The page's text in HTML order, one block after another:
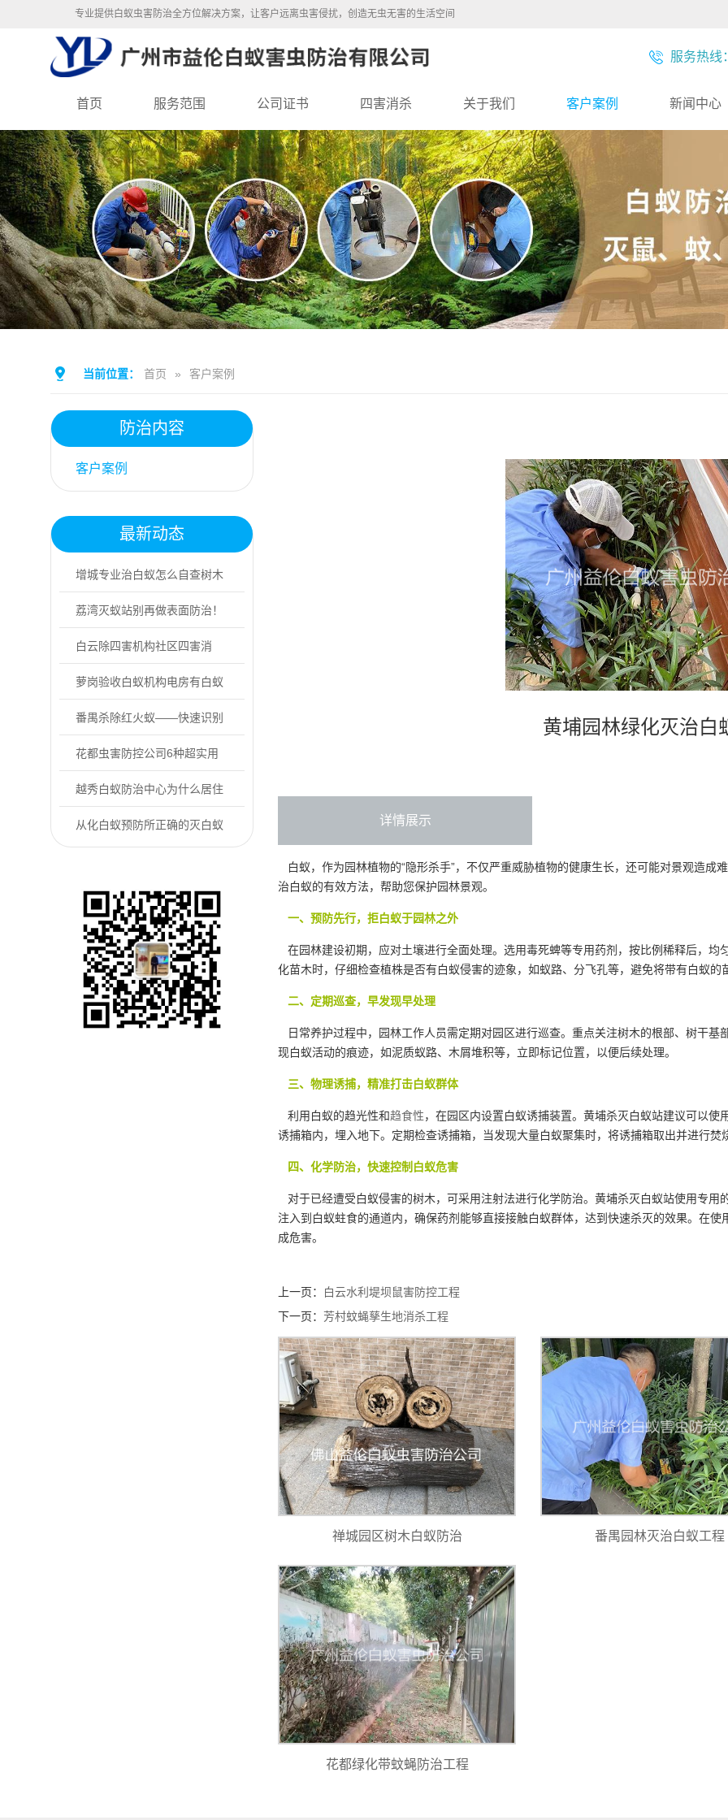
专业提供白蚁虫害防治全方位解决方案，让客户远离虫害侵扰，创造无虫无害的生活空间
服务热线
首页 服务范围 公司证书 四害消杀 关于我们 客户案例 新闻中心
当前位置： 首页 » 客户案例
防治内容
客户案例
最新动态
增城专业治白蚁怎么自查树木
白蚁受害迹象
荔湾灭蚁站别再做表面防治！
专业灭蚁找益伦
白云除四害机构社区四害消
杀，分4步实操！
萝岗验收白蚁机构电房有白蚁
危害怎么办
番禺杀除红火蚁——快速识别
防控户外常见的...
花都虫害防控公司6种超实用
的“老鼠怕”用...
越秀白蚁防治中心为什么居住
的房屋里会有白...
从化白蚁预防所正确的灭白蚁
黄埔园林绿化灭治白
详情展示
白蚁，作为园林植物的“隐形杀手”，不仅严重威胁植物的健康生长，还可能对景观造成
治白蚁的有效方法，帮助您保护园林景观。
一、预防先行，拒白蚁于园林之外
在园林建设初期，应对土壤进行全面处理。选用毒死蜱等专用药剂，按比例稀释后，均
化苗木时，仔细检查植株是否有白蚁侵害的迹象，如蚁路、分飞孔等，避免将带有白蚁的
二、定期巡查，早发现早处理
日常养护过程中，园林工作人员需定期对园区进行巡查。重点关注树木的根部、树干
现白蚁活动的痕迹，如泥质蚁路、木屑堆积等，立即标记位置，以便后续处理。
三、物理诱捕，精准打击白蚁群体
利用白蚁的趋光性和趋食性，在园区内设置白蚁诱捕装置。黄埔杀灭白蚁站建议可以
诱捕箱内，埋入地下。定期检查诱捕箱，当发现大量白蚁聚集时，将诱捕箱取出并进行焚
四、化学防治，快速控制白蚁危害
对于已经遭受白蚁侵害的树木，可采用注射法进行化学防治。黄埔杀灭白蚁站使用专用
注入到白蚁蛀食的通道内，确保药剂能够直接接触白蚁群体，达到快速杀灭的效果。在
成危害。
上一页：
白云水利堤坝鼠害防控工程
下一页： 芳村蚊蝇孳生地消杀工程
禅城园区树木白蚁防治 番禺园林灭治白蚁工程
花都绿化带蚊蝇防治工程